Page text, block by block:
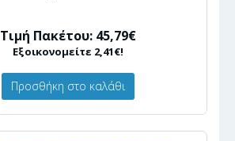
Τιμή Πακέτου: 45,79€
Εξοικονομείτε 2,41€!
Προσθήκη στο καλάθι